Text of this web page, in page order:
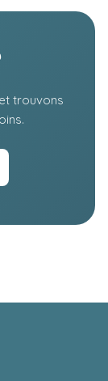
trouvons